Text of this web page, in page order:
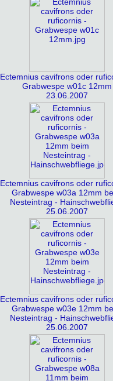
Ectemnius cavifrons oder
Grabwespe w01c 12mm
23.06.2007
Ectemnius cavifrons oder
Grabwespe w03a 12mm
Nesteintrag -
25.06.2007
Ectemnius cavifrons oder
Grabwespe w03e 12mm
Nesteintrag -
25.06.2007